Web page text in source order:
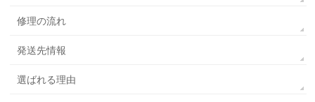
修理の流れ
発送先情報
選ばれる理由